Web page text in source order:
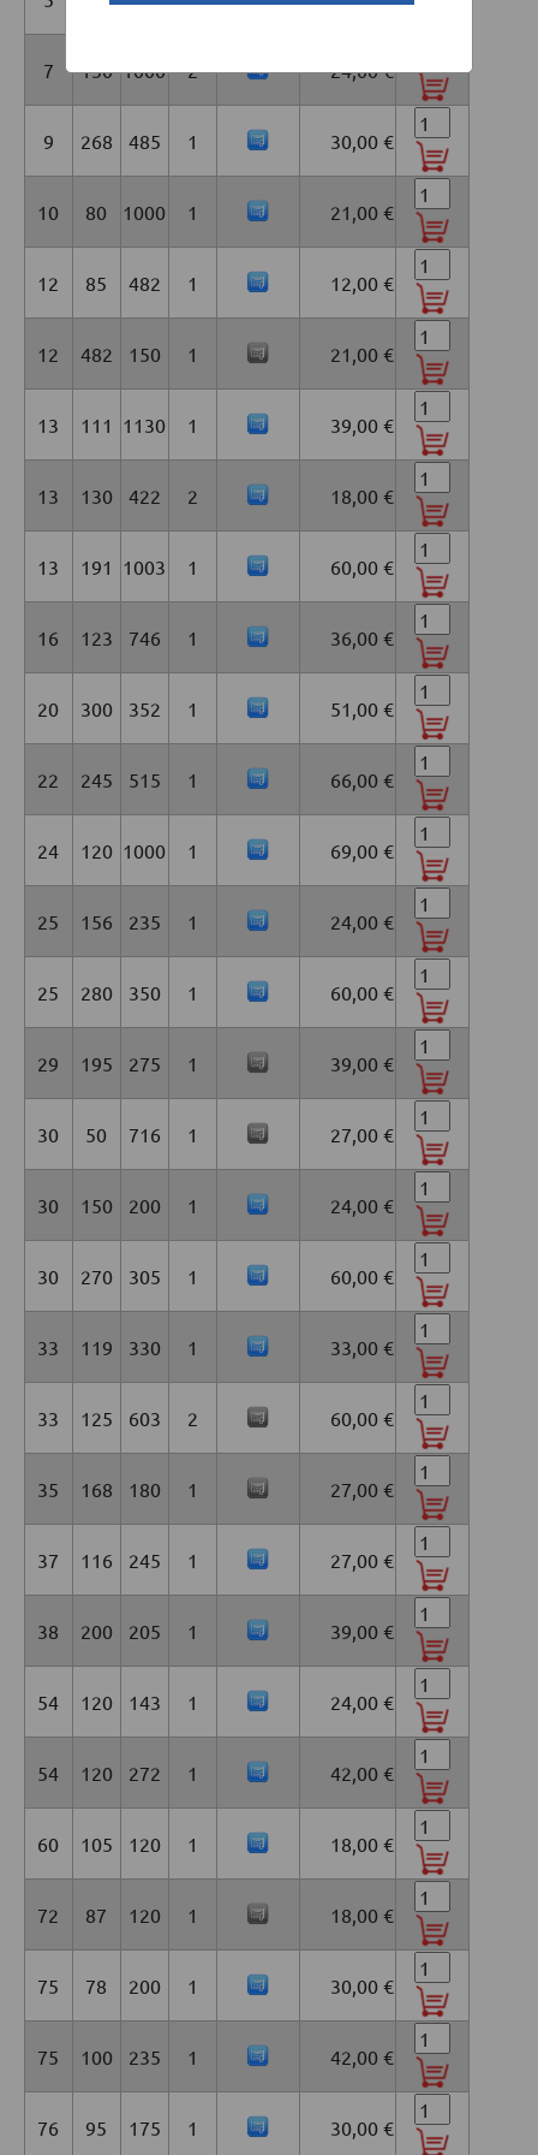
7 130 1000 2 24,00 €
9 268 485 1 30,00 €
10 80 1000 1 21,00 €
12 85 482 1 12,00 €
12 482 150 1 21,00 €
13 111 1130 1 39,00 €
13 130 422 2 18,00 €
13 191 1003 1 60,00 €
16 123 746 1 36,00 €
20 300 352 1 51,00 €
22 245 515 1 66,00 €
24 120 1000 1 69,00 €
25 156 235 1 24,00 €
25 280 350 1 60,00 €
29 195 275 1 39,00 €
30 50 716 1 27,00 €
30 150 200 1 24,00 €
30 270 305 1 60,00 €
33 119 330 1 33,00 €
33 125 603 2 60,00 €
35 168 180 1 27,00 €
37 116 245 1 27,00 €
38 200 205 1 39,00 €
54 120 143 1 24,00 €
54 120 272 1 42,00 €
60 105 120 1 18,00 €
72 87 120 1 18,00 €
75 78 200 1 30,00 €
75 100 235 1 42,00 €
76 95 175 1 30,00 €